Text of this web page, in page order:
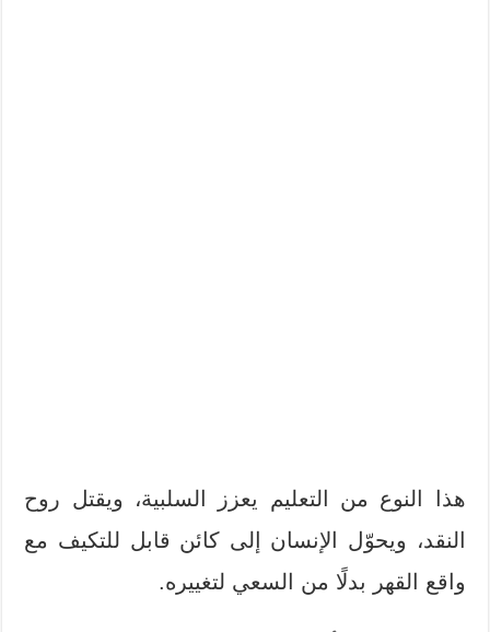
هذا النوع من التعليم يعزز السلبية، ويقتل روح
النقد، ويحوّل الإنسان إلى كائن قابل للتكيف مع
واقع القهر بدلًا من السعي لتغييره.